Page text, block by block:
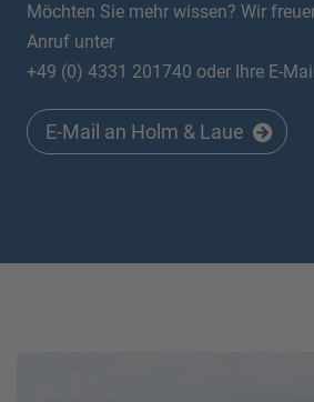
Möchten Sie mehr wissen? Wir
Anruf unter
+49 (0) 4331 201740 oder Ihre E-
E-Mail an Holm & Laue